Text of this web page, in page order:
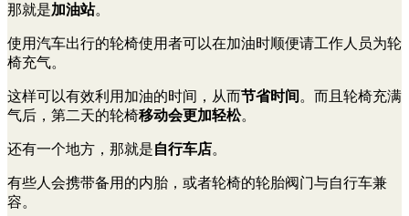
那就是加油站。
使用汽车出行的轮椅使用者可以在加油时顺便请工作人员为轮
椅充气。
这样可以有效利用加油的时间，从而节省时间 。而且轮椅充满
气后，第二天的轮椅移动会更加轻松。
还有一个地方，那就是自行车店。
有些人会携带备用的内胎，或者轮椅的轮胎阀门与自行车兼
容。